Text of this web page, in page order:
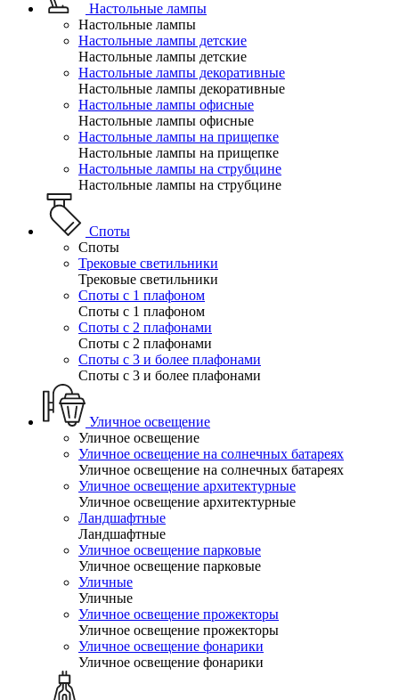
Настольные лампы
Настольные лампы
Настольные лампы детские
Настольные лампы детские
Настольные лампы декоративные
Настольные лампы декоративные
Настольные лампы офисные
Настольные лампы офисные
Настольные лампы на прищепке
Настольные лампы на прищепке
Настольные лампы на струбцине
Настольные лампы на струбцине
Споты
Споты
Трековые светильники
Трековые светильники
Споты с 1 плафоном
Споты с 1 плафоном
Споты с 2 плафонами
Споты с 2 плафонами
Споты с 3 и более плафонами
Споты с 3 и более плафонами
Уличное освещение
Уличное освещение
Уличное освещение на солнечных батареях
Уличное освещение на солнечных батареях
Уличное освещение архитектурные
Уличное освещение архитектурные
Ландшафтные
Ландшафтные
Уличное освещение парковые
Уличное освещение парковые
Уличные
Уличные
Уличное освещение прожекторы
Уличное освещение прожекторы
Уличное освещение фонарики
Уличное освещение фонарики